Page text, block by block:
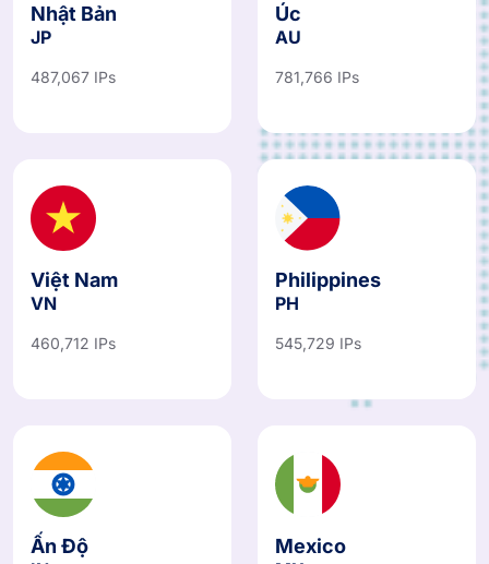
Nhật Bản
JP
487,067 IPs
Úc
AU
781,766 IPs
Việt Nam
VN
460,712 IPs
Philippines
PH
545,729 IPs
Ấn Độ Mexico